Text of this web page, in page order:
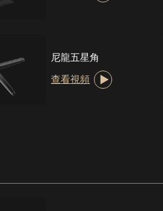
尼龍五星角
查看視頻